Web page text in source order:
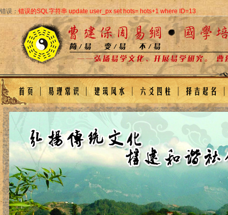
错误： 错误的SQL字符串 update user_px set hots= hots+1 where ID=13